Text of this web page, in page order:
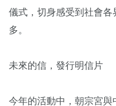
儀式，切身感受到社會各
多。
未來的信，發行明信片
今年的活動中，朝宗宮與